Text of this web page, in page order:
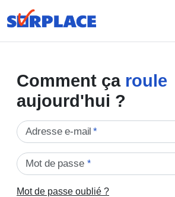
Comment ça roule
aujourd'hui ?
Adresse e-mail *
Mot de passe *
Mot de passe oublié ?